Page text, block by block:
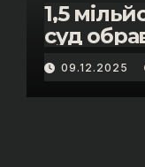
1,5
суд
09.12.2025